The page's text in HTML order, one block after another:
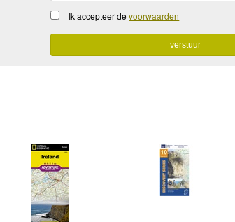
Ik accepteer devoorwaarden